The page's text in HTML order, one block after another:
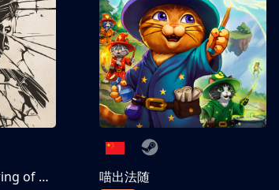
The Life and Suffering of Prince Jerian
喵出法随